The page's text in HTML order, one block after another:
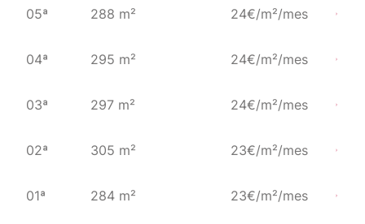
05ª 288 m² 24€/m²/mes
04ª 295 m² 24€/m²/mes
03ª 297 m² 24€/m²/mes
02ª 305 m² 23€/m²/mes
01ª 284 m² 23€/m²/mes